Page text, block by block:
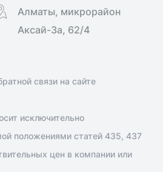
Алматы, микрорайон
Аксай-3а, 62/4
связи на сайте
исключительно
положениями статей 435, 437
цен в компании или